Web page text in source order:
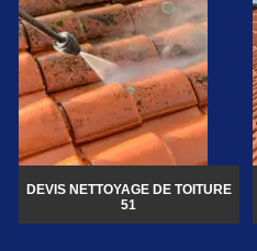
DEVIS NETTOYAGE DE TOITURE
51